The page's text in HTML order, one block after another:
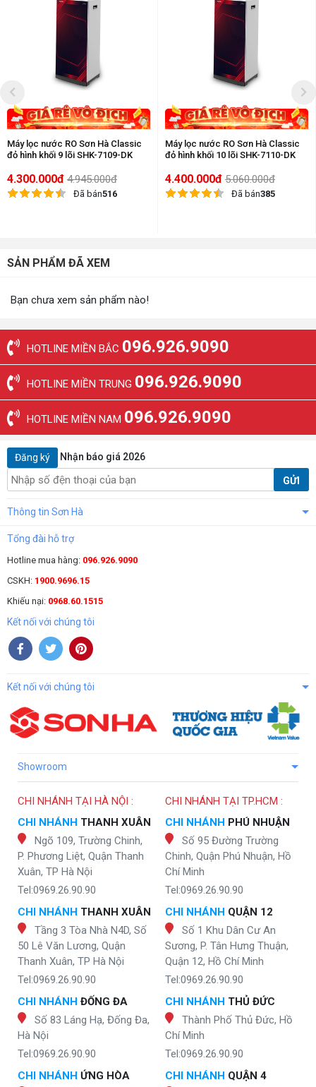
Máy lọc nước RO Sơn Hà Classic
đỏ hình khối 9 lõi SHK-7109-DK
4.300.000đ 4.945.000đ
Đã bán516
Máy lọc nước RO Sơn Hà Classic
đỏ hình khối 10 lõi SHK-7110-DK
4.400.000đ 5.060.000đ
Đã bán385
SẢN PHẨM ĐÃ XEM
Bạn chưa xem sản phẩm nào!
HOTLINE MIỀN BẮC 096.926.9090
HOTLINE MIỀN TRUNG 096.926.9090
HOTLINE MIỀN NAM 096.926.9090
Đăng ký Nhận báo giá 2026
GỬI
Thông tin Sơn Hà
Tổng đài hỗ trợ
Hotline mua hàng: 096.926.9090
CSKH: 1900.9696.15
Khiếu nại: 0968.60.1515
Kết nối với chúng tôi
Kết nối với chúng tôi
Showroom
CHI NHÁNH TẠI HÀ NỘI :
CHI NHÁNH THANH XUÂN
Ngõ 109, Trường Chinh,
P. Phương Liệt, Quận Thanh
Xuân, TP Hà Nội
Tel:0969.26.90.90
CHI NHÁNH THANH XUÂN
Tầng 3 Tòa Nhà N4D, Số
50 Lê Văn Lương, Quận
Thanh Xuân, TP Hà Nội
Tel:0969.26.90.90
CHI NHÁNH ĐỐNG ĐA
Số 83 Láng Hạ, Đống Đa,
Hà Nội
Tel:0969.26.90.90
CHI NHÁNH ỨNG HÒA
CHI NHÁNH TẠI TP.HCM :
CHI NHÁNH PHÚ NHUẬN
Số 95 Đường Trường
Chinh, Quận Phú Nhuận, Hồ
Chí Minh
Tel:0969.26.90.90
CHI NHÁNH QUẬN 12
Số 1 Khu Dân Cư An
Sương, P. Tân Hưng Thuận,
Quận 12, Hồ Chí Minh
Tel:0969.26.90.90
CHI NHÁNH THỦ ĐỨC
Thành Phố Thủ Đức, Hồ
Chí Minh
Tel:0969.26.90.90
CHI NHÁNH QUẬN 4